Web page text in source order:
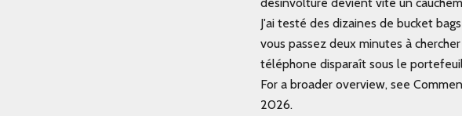
J'ai testé des dizaines de bucket
vous passez deux minutes à
téléphone disparaît sous le
For a broader overview, see
2026.